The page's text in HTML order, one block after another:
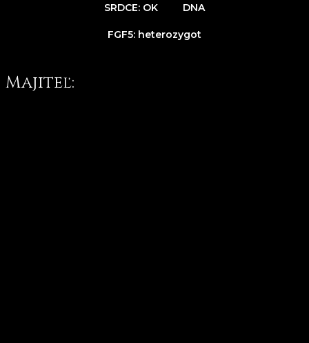
SRDCE: OK DNA
FGF5: heterozygot
Majiteľ: